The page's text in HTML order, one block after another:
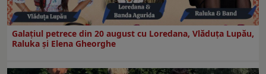
Galaţiul petrece din 20 august cu Loredana, Vlăduța Lupău,
Raluka și Elena Gheorghe